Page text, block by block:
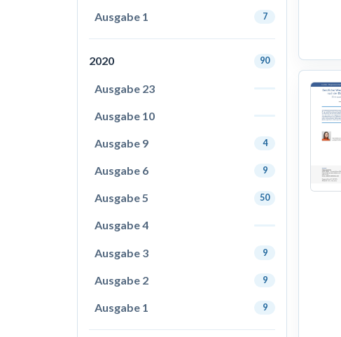
Ausgabe 1 7
2020 90
Ausgabe 23
Ausgabe 10
Ausgabe 9 4
Ausgabe 6 9
Ausgabe 5 50
Ausgabe 4
Ausgabe 3 9
Ausgabe 2 9
Ausgabe 1 9